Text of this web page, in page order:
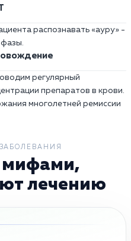
распознавать «ауру» -
регулярный
препаратов в крови.
многолетней ремиссии
мифами,
лечению